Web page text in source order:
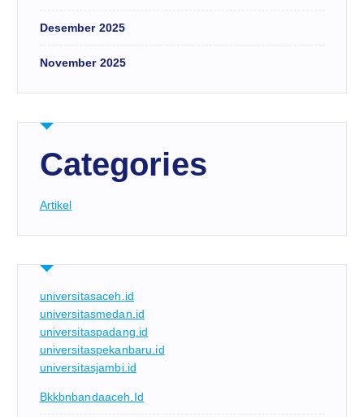
Desember 2025
November 2025
Categories
Artikel
universitasaceh.id
universitasmedan.id
universitaspadang.id
universitaspekanbaru.id
universitasjambi.id
Bkkbnbandaaceh.id